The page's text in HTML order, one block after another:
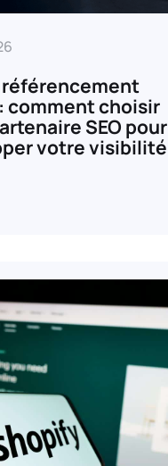
comment choisir
SEO pour
votre visibilité